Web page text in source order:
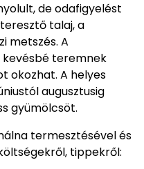
de odafigyelést
talaj, a
metszés. A
teremnek
okozhat. A helyes
augusztusig
gyümölcsöt.
termesztésével és
tippekről: